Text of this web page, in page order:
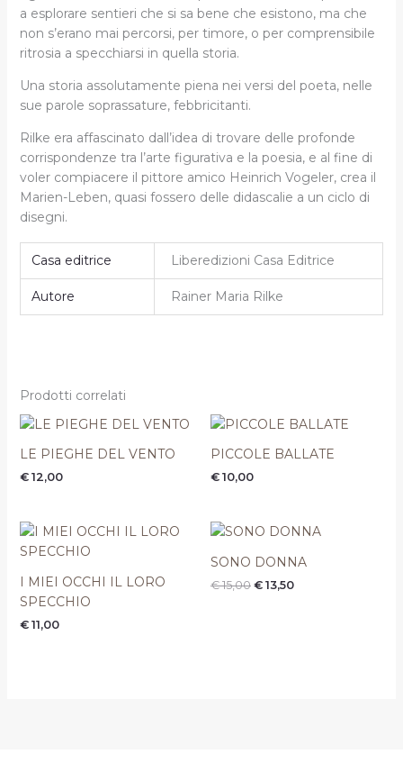
a esplorare sentieri che si sa bene che esistono, ma che
non s’erano mai percorsi, per timore, o per comprensibile
ritrosia a specchiarsi in quella storia.
Una storia assolutamente piena nei versi del poeta, nelle
sue parole soprassature, febbricitanti.
Rilke era affascinato dall’idea di trovare delle profonde
corrispondenze tra l’arte figurativa e la poesia, e al fine di
voler compiacere il pittore amico Heinrich Vogeler, crea il
Marien-Leben, quasi fossero delle didascalie a un ciclo di
disegni.
Casa editrice Liberedizioni Casa Editrice
Autore Rainer Maria Rilke
Prodotti correlati
LE PIEGHE DEL VENTO
€12,00
PICCOLE BALLATE
€ 10,00
I MIEI OCCHI IL LORO
SPECCHIO
€11,00
SONO DONNA
€15,00
Il
originale
era:
€ 15,00.
€ 13,50
Il
attuale
è:
€ 13,50.